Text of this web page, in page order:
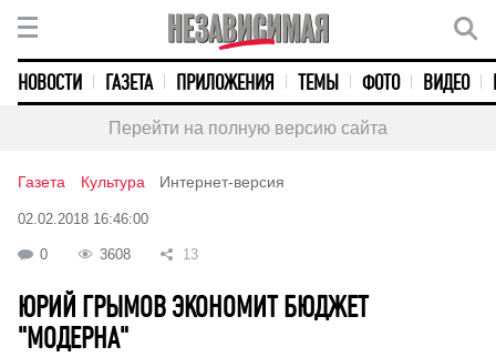
НОВОСТИ ГАЗЕТА ПРИЛОЖЕНИЯ ТЕМЫ ФОТО ВИДЕО
Перейти на полную версию сайта
Газета Культура Интернет-версия
02.02.2018 16:46:00
0 3608 13
ЮРИЙ ГРЫМОВ ЭКОНОМИТ БЮДЖЕТ
"МОДЕРНА"